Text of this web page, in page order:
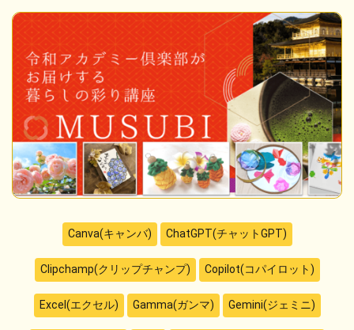
Canva(キャンバ) ChatGPT(チャットGPT)
Clipchamp(クリップチャンプ) Copilot(コパイロット)
Excel(エクセル) Gamma(ガンマ) Gemini(ジェミニ)